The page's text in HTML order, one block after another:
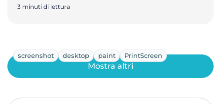
3 minuti di lettura
screenshot desktop paint PrintScreen
Mostra altri